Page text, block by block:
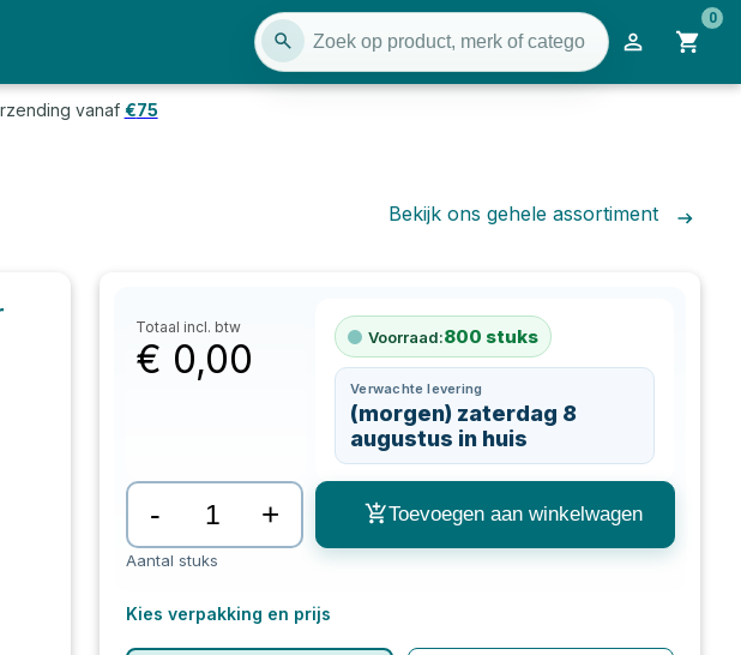
0
vanaf €75
Bekijk ons gehele assortiment
Totaal incl. btw
€ 0,00 Voorraad:800 stuks
Verwachte levering
(morgen) zaterdag 8
augustus in huis
- + Toevoegen aan winkelwagen
Aantal stuks
Kies verpakking en prijs